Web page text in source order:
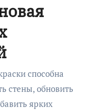
способна
стены, обновить
ярких